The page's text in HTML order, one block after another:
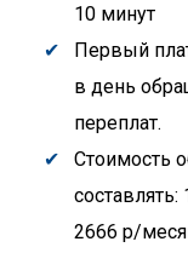
10 минут
Первый
в день
переплат.
Стоимость
2666 р/